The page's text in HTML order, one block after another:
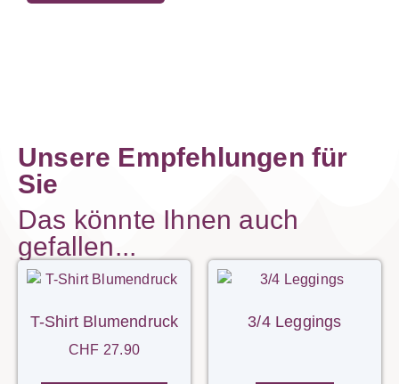
Unsere Empfehlungen für
Sie
Das könnte Ihnen auch
gefallen...
T-Shirt Blumendruck
CHF 27.90
3/4 Leggings